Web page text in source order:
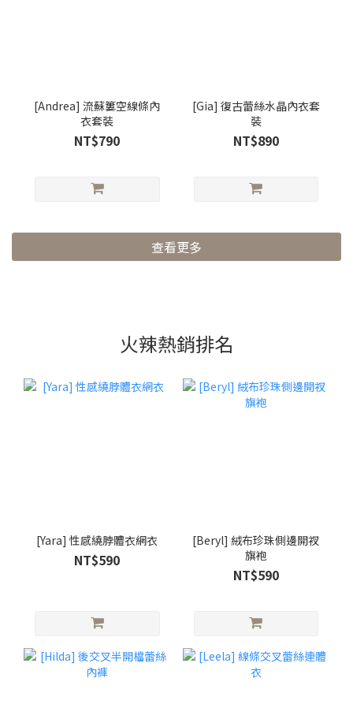
[Andrea] 流蘇簍空線條內
衣套裝
NT$790
[Gia] 復古蕾絲水晶內衣套
裝
NT$890
查看更多
火辣熱銷排名
[Yara] 性感繞脖體衣網衣
NT$590
[Beryl] 絨布珍珠側邊開衩
旗袍
NT$590